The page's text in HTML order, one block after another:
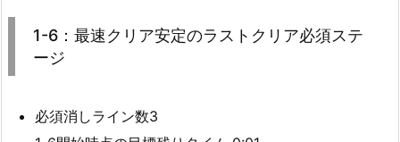
1-6：最速クリア安定のラストクリア必須ステ
ージ
必須消しライン数3